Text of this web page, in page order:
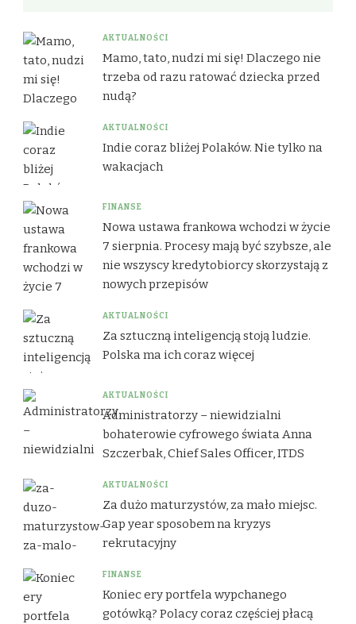
AKTUALNOŚCI
Mamo, tato, nudzi mi się! Dlaczego nie
trzeba od razu ratować dziecka przed
nudą?
AKTUALNOŚCI
Indie coraz bliżej Polaków. Nie tylko na
wakacjach
FINANSE
Nowa ustawa frankowa wchodzi w życie
7 sierpnia. Procesy mają być szybsze, ale
nie wszyscy kredytobiorcy skorzystają z
nowych przepisów
AKTUALNOŚCI
Za sztuczną inteligencją stoją ludzie.
Polska ma ich coraz więcej
AKTUALNOŚCI
Administratorzy – niewidzialni
bohaterowie cyfrowego świata Anna
Szczerbak, Chief Sales Officer, ITDS
AKTUALNOŚCI
Za dużo maturzystów, za mało miejsc.
Gap year sposobem na kryzys
rekrutacyjny
FINANSE
Koniec ery portfela wypchanego
gotówką? Polacy coraz częściej płacą